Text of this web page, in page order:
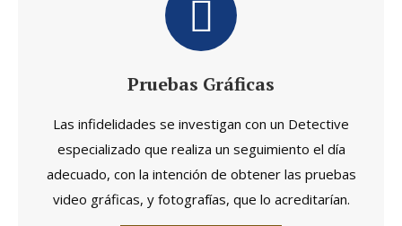
Pruebas Gráficas
Las infidelidades se investigan con un Detective
especializado que realiza un seguimiento el día
adecuado, con la intención de obtener las pruebas
video gráficas, y fotografías, que lo acreditarían.